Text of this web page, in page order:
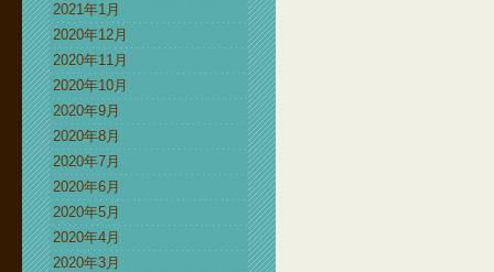
2021年1月
2020年12月
2020年11月
2020年10月
2020年9月
2020年8月
2020年7月
2020年6月
2020年5月
2020年4月
2020年3月